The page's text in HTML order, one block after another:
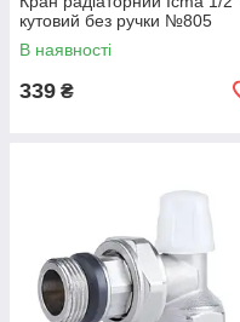
кутовий без ручки №805
В наявності
339 ₴